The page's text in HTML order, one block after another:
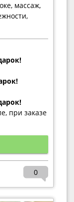
массаж,
при заказе
0